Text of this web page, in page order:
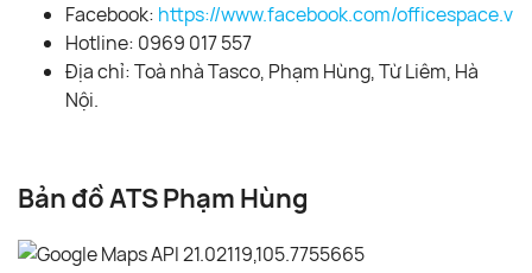
Facebook: https://www.facebook.com/officespace.vn/
Hotline: 0969 017 557
Địa chỉ: Toà nhà Tasco, Phạm Hùng, Từ Liêm, Hà
Nội.
Bản đồ ATS Phạm Hùng